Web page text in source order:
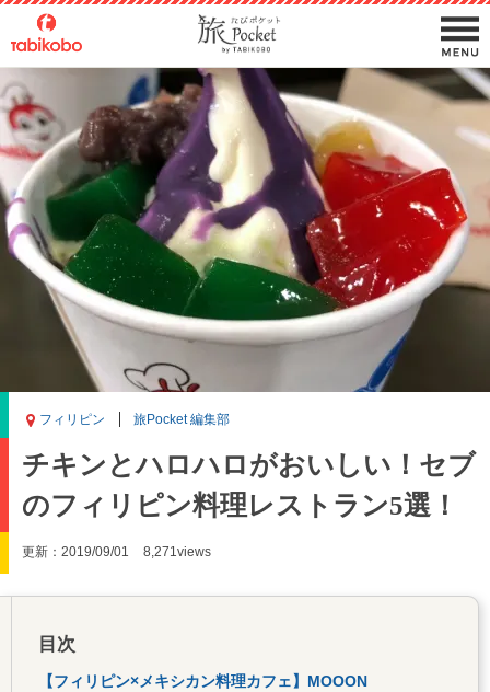
フィリピン 旅Pocket 編集部
チキンとハロハロがおいしい！セブ
のフィリピン料理レストラン5選！
更新：2019/09/01 8,271views
目次
【フィリピン×メキシカン料理カフェ】MOOON